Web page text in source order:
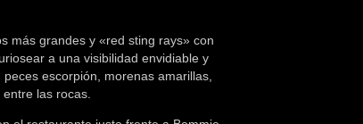
más grandes y «red sting rays» con
a una visibilidad envidiable y
escorpión, morenas amarillas,
las rocas.